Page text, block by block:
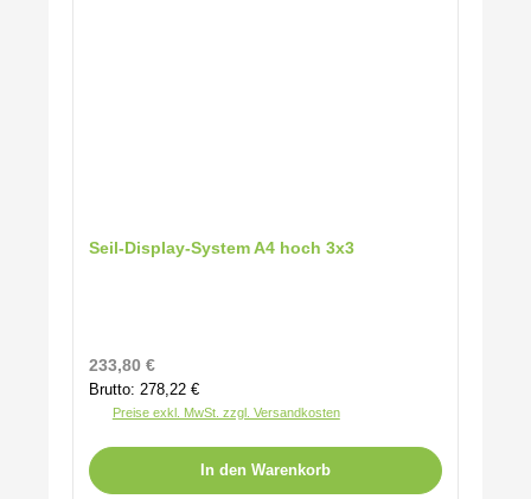
Seil-Display-System A4 hoch 3x3
Regulärer Preis:
233,80 €
Brutto: 278,22 €
Preise exkl. MwSt. zzgl. Versandkosten
In den Warenkorb